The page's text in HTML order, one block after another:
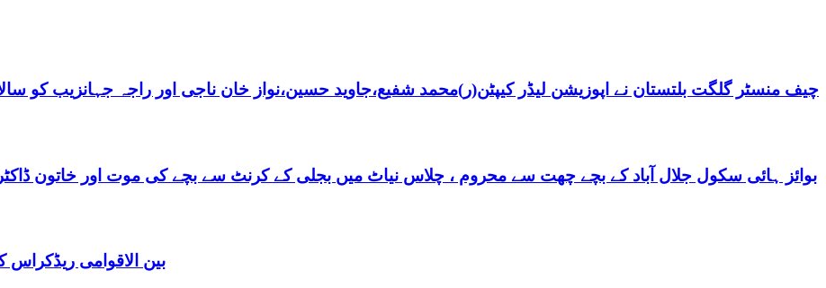
چیف منسٹر گلگت بلتستان نے اپوزیشن لیڈر کیپٹن(ر)محمد شفیع،جاوید حسین،نواز خان ناجی اور راجہ جہانزیب کو
بوائز ہائی سکول جلال آباد کے بچے چھت سے محروم ، چلاس نیاٹ میں بجلی کے کرنٹ سے بچے کی موت اور خاتون ڈاکٹر
بین الاقوامی